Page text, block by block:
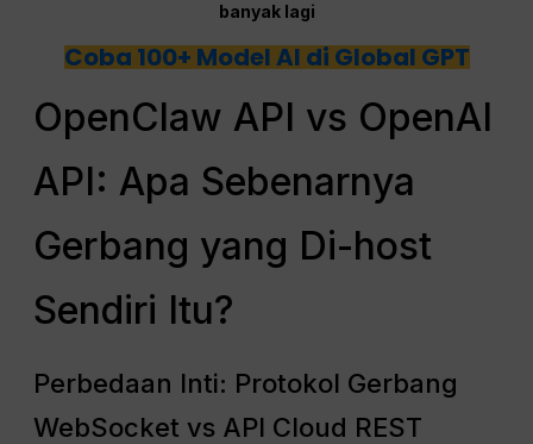
banyak lagi
Coba 100+ Model AI di Global GPT
OpenClaw API vs OpenAI
API: Apa Sebenarnya
Gerbang yang Di-host
Sendiri Itu?
Perbedaan Inti: Protokol Gerbang
WebSocket vs API Cloud REST